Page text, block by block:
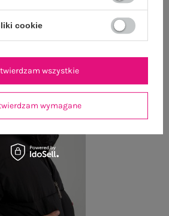
OGLĄDANE
Zobacz wszystko
cookie
wymagane
wszystkie